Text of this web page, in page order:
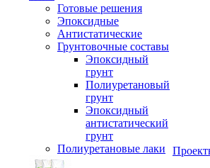
Готовые решения
Эпоксидные
Антистатические
Грунтовочные составы
Эпоксидный
грунт
Полиуретановый
грунт
Эпоксидный
антистатический
грунт
Полиуретановые лаки